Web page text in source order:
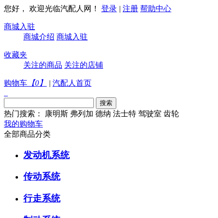
您好， 欢迎光临汽配人网！ 登录 | 注册 帮助中心
商城入驻
商城介绍 商城入驻
收藏夹
关注的商品 关注的店铺
购物车 【0 】 | 汽配人首页
热门搜索： 康明斯 弗列加 德纳 法士特 驾驶室 齿轮
我的购物车
全部商品分类
发动机系统
传动系统
行走系统